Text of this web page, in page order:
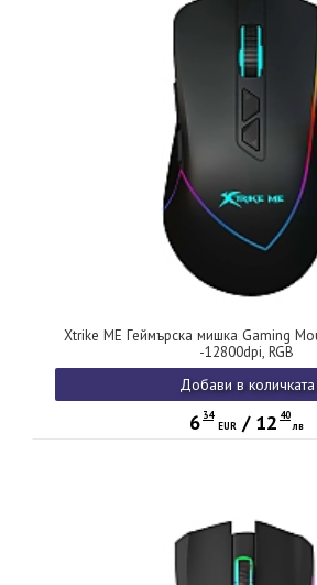
Xtrike ME Геймърска мишка Gaming
-12800dpi, RGB
Добави в количката
6 34
EUR / 12 40
лв